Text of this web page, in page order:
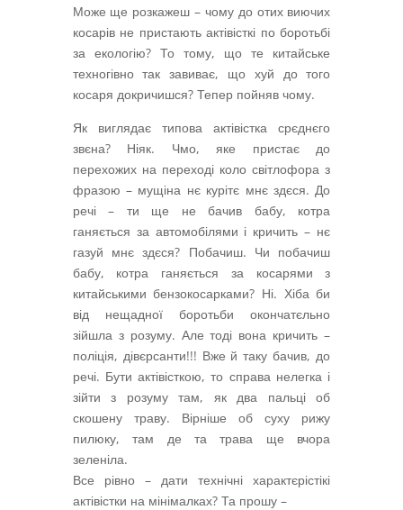
Може ще розкажеш – чому до отих виючих
косарів не пристають актівісткі по боротьбі
за екологію? То тому, що те китайське
техногівно так завиває, що хуй до того
косаря докричишся? Тепер пойняв чому.
Як виглядає типова актівістка срєднєго
звєна? Ніяк. Чмо, яке пристає до
перехожих на переході коло світлофора з
фразою – мущіна нє курітє мнє здєся. До
речі – ти ще не бачив бабу, котра
ганяється за автомобілями і кричить – нє
газуй мнє здєся? Побачиш. Чи побачиш
бабу, котра ганяється за косарями з
китайськими бензокосарками? Ні. Хіба би
від нещадної боротьби окончатєльно
зійшла з розуму. Але тоді вона кричить –
поліція, дівєрсанти!!! Вже й таку бачив, до
речі. Бути актівісткою, то справа нелегка і
зійти з розуму там, як два пальці об
скошену траву. Вірніше об суху рижу
пилюку, там де та трава ще вчора
зеленіла.
Все рівно – дати технічні характєрістікі
актівістки на мінімалках? Та прошу –